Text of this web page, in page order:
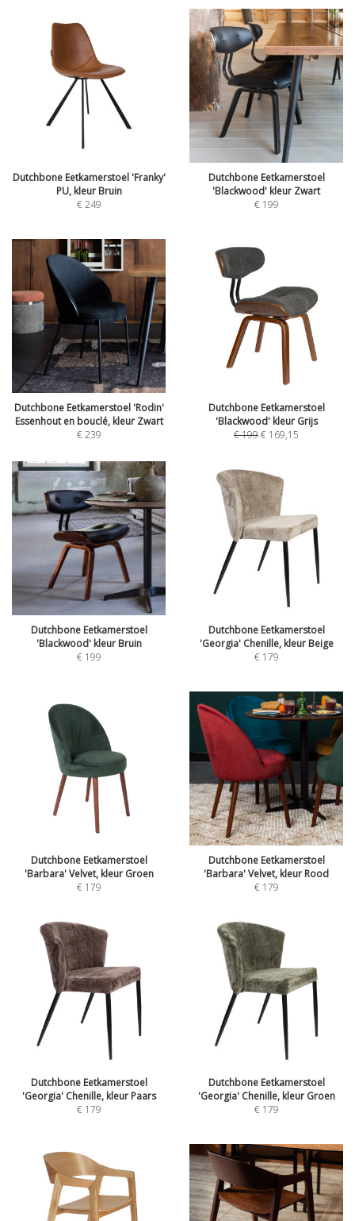
Dutchbone Eetkamerstoel 'Franky'
PU, kleur Bruin
€249
Dutchbone Eetkamerstoel
'Blackwood' kleur Zwart
€ 199
Dutchbone Eetkamerstoel 'Rodin'
Essenhout en bouclé, kleur Zwart
€239
Dutchbone Eetkamerstoel
'Blackwood' kleur Grijs
€199€ 169,15
Dutchbone Eetkamerstoel
'Blackwood' kleur Bruin
€ 199
Dutchbone Eetkamerstoel
'Georgia' Chenille, kleur Beige
€ 179
Dutchbone Eetkamerstoel
'Barbara' Velvet, kleur Groen
€ 179
Dutchbone Eetkamerstoel
'Barbara' Velvet, kleur Rood
€ 179
Dutchbone Eetkamerstoel
'Georgia' Chenille, kleur Paars
€ 179
Dutchbone Eetkamerstoel
'Georgia' Chenille, kleur Groen
€ 179